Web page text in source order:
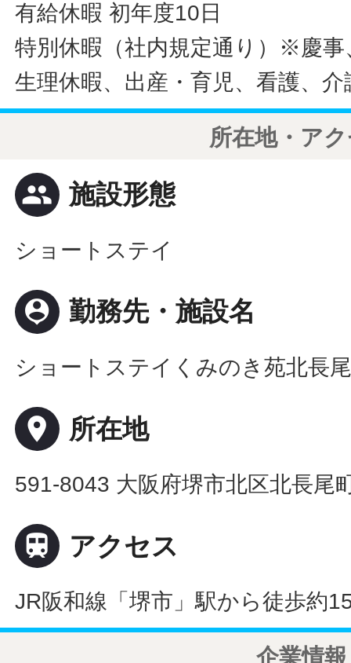
有給休暇 初年度10日
特別休暇（社内規定通り）※慶事
生理休暇、出産・育児、看護、介
所在地・ア
people 施設形態
ショートステイ
person_pin 勤務先・施設名
ショートステイくみのき苑北長
place 所在地
591-8043 大阪府堺市北区北長尾
 アクセス
JR阪和線「堺市」駅から徒歩約
企業情報